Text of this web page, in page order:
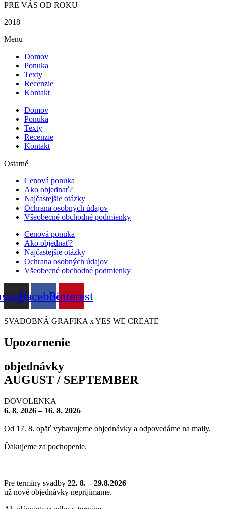
PRE VÁS OD ROKU
2018
Menu
Domov
Ponuka
Texty
Recenzie
Kontakt
Domov
Ponuka
Texty
Recenzie
Kontakt
Ostatné
Cenová ponuka
Ako objednať?
Najčastejšie otázky
Ochrana osobných údajov
Všeobecné obchodné podmienky
Cenová ponuka
Ako objednať?
Najčastejšie otázky
Ochrana osobných údajov
Všeobecné obchodné podmienky
FacebookPinterest
SVADOBNÁ GRAFIKA x YES WE CREATE
Upozornenie
objednávky
AUGUST / SEPTEMBER
DOVOLENKA
6. 8. 2026 – 16. 8. 2026
Od 17. 8. opäť vybavujeme objednávky a odpovedáme na maily.
Ďakujeme za pochopenie.
– – – – – – – –
Pre termíny svadby 22. 8. – 29.8.2026
už nové objednávky neprijímame.